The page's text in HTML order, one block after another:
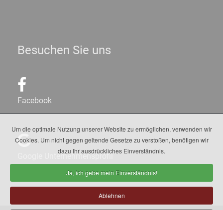
Um die optimale Nutzung unserer Website zu ermöglichen, verwenden wir
Cookies. Um nicht gegen geltende Gesetze zu verstoßen, benötigen wir
dazu Ihr ausdrückliches Einverständnis.
Ja, ich gebe mein Einverständnis!
Ablehnen
Besuchen Sie uns
Facebook
Google Unternehmensprofil